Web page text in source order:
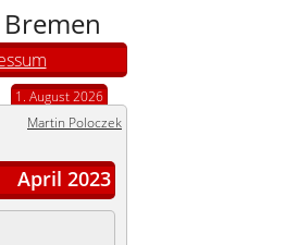
1. August 2026
Martin Poloczek
April 2023